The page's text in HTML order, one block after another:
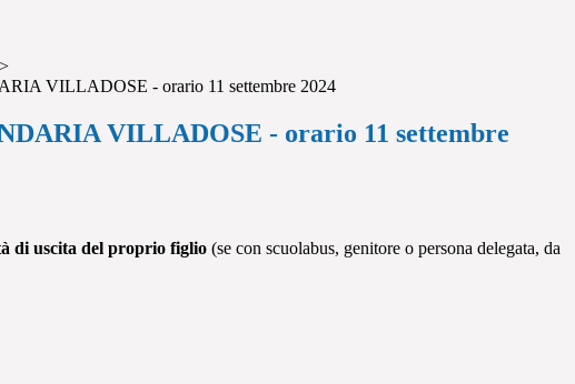
>
VILLADOSE - orario 11 settembre 2024
VILLADOSE - orario 11 settembre
di uscita del proprio figlio (se con scuolabus, genitore o persona delegata, da